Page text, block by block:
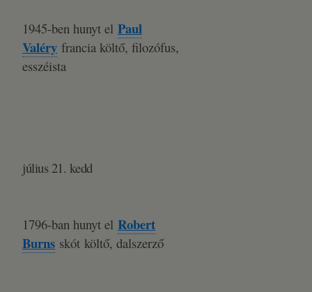
1945-ben hunyt el Paul
Valéry francia költő, filozófus,
esszéista
július 21. kedd
1796-ban hunyt el Robert
Burns skót költő, dalszerző